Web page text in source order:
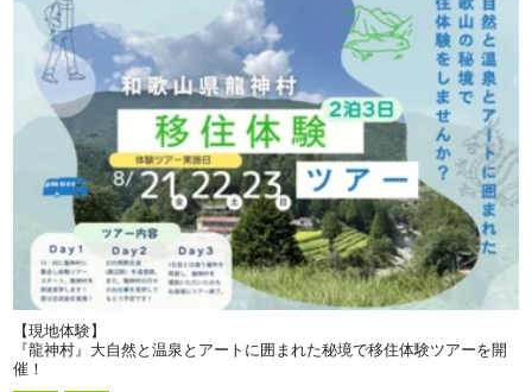
【現地体験】
『龍神村』大自然と温泉とアートに囲まれた秘境で移住体験ツアーを開
催！